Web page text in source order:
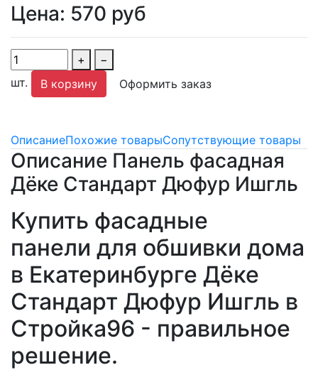
Цена: 570 руб
+
−
шт.
В корзину Оформить заказ
ОписаниеПохожие товарыСопутствующие товары
Описание Панель фасадная
Дёке Стандарт Дюфур Ишгль
Купить фасадные
панели для обшивки дома
в Екатеринбурге Дёке
Стандарт Дюфур Ишгль в
Стройка96 - правильное
решение.